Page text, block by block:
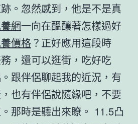
。忽然感到，他是不是真
網一向在醞釀著怎樣過好
價格？正好應用這段時
，還可以逛街，吃好吃
跟伴侶聊起我的近況，有
也有伴侶說隨緣吧，不要
那時是聽出來瞭。 11.5凸